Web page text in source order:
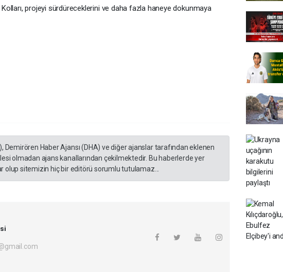
projeyi sürdüreceklerini ve daha fazla haneye dokunmaya
Demirören Haber Ajansı (DHA) ve diğer ajanslar tarafından eklenen
olmadan ajans kanallarından çekilmektedir. Bu haberlerde yer
sitemizin hiç bir editörü sorumlu tutulamaz...